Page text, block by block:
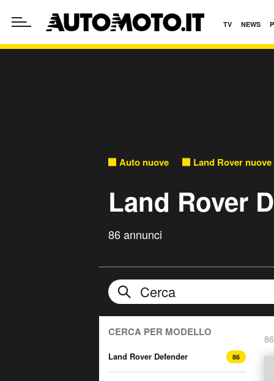
TV NEWS
Auto nuove Land Rover nuove
Land Rover
86 annunci
CERCA PER MODELLO
Land Rover Defender 86